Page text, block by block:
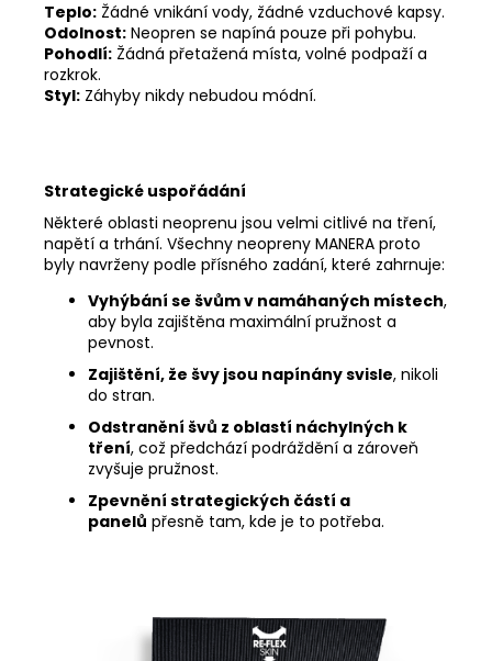
Teplo: Žádné vnikání vody, žádné vzduchové kapsy.
Odolnost: Neopren se napíná pouze při pohybu.
Pohodlí: Žádná přetažená místa, volné podpaží a
rozkrok.
Styl: Záhyby nikdy nebudou módní.
Strategické uspořádání
Některé oblasti neoprenu jsou velmi citlivé na tření,
napětí a trhání. Všechny neopreny MANERA proto
byly navrženy podle přísného zadání, které zahrnuje:
Vyhýbání se švům v namáhaných místech,
aby byla zajištěna maximální pružnost a
pevnost.
Zajištění, že švy jsou napínány svisle, nikoli
do stran.
Odstranění švů z oblastí náchylných k
tření, což předchází podráždění a zároveň
zvyšuje pružnost.
Zpevnění strategických částí a
panelů přesně tam, kde je to potřeba.